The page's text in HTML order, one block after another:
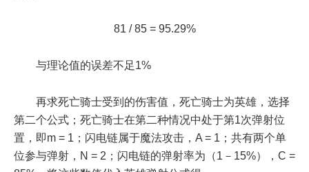
81 / 85 = 95.29%
与理论值的误差不足1%
再求死亡骑士受到的伤害值，死亡骑士为英雄，选择
第二个公式；死亡骑士在第二种情况中处于第1次弹射位
置，即m = 1；闪电链属于魔法攻击，A = 1；共有两个单
位参与弹射，N = 2；闪电链的弹射率为（1－15%），C =